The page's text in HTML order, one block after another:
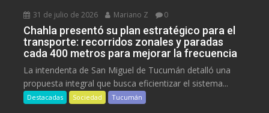
31 de julio de 2026 Mariano Z 0
Chahla presentó su plan estratégico para el
transporte: recorridos zonales y paradas
cada 400 metros para mejorar la frecuencia
La intendenta de San Miguel de Tucumán detalló una
propuesta integral que busca eficientizar el sistema...
Destacadas Sociedad Tucumán